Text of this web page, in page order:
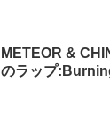
METEOR &
のラップ